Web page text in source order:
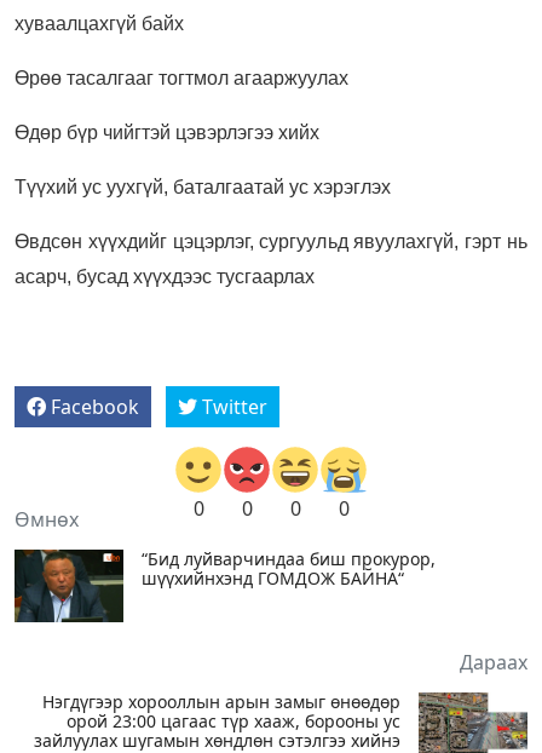
хуваалцахгүй байх
Өрөө тасалгааг тогтмол агааржуулах
Өдөр бүр чийгтэй цэвэрлэгээ хийх
Түүхий ус уухгүй, баталгаатай ус хэрэглэх
Өвдсөн хүүхдийг цэцэрлэг, сургуульд явуулахгүй, гэрт нь
асарч, бусад хүүхдээс тусгаарлах
Facebook Twitter
0 0 0 0
Өмнөх
“Бид луйварчиндаа биш прокурор,
шүүхийнхэнд ГОМДОЖ БАЙНА“
Дараах
Нэгдүгээр хорооллын арын замыг өнөөдөр
орой 23:00 цагаас түр хааж, борооны ус
зайлуулах шугамын хөндлөн сэтэлгээ хийнэ